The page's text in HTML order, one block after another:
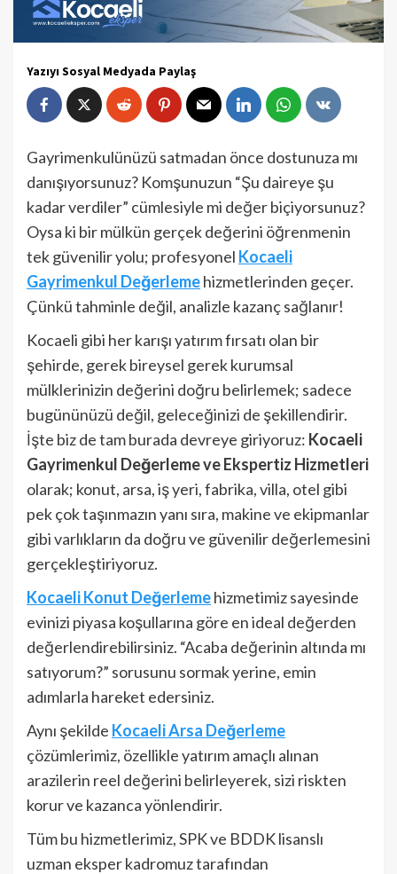
Yazıyı Sosyal Medyada Paylaş
Gayrimenkulünüzü satmadan önce dostunuza mı
danışıyorsunuz? Komşunuzun “Şu daireye şu
kadar verdiler” cümlesiyle mi değer biçiyorsunuz?
Oysa ki bir mülkün gerçek değerini öğrenmenin
tek güvenilir yolu; profesyonel Kocaeli
Gayrimenkul Değerlemehizmetlerinden geçer.
Çünkü tahminle değil, analizle kazanç sağlanır!
Kocaeli gibi her karışı yatırım fırsatı olan bir
şehirde, gerek bireysel gerek kurumsal
mülklerinizin değerini doğru belirlemek; sadece
bugününüzü değil, geleceğinizi de şekillendirir.
İşte biz de tam burada devreye giriyoruz: Kocaeli
Gayrimenkul Değerleme ve Ekspertiz Hizmetleri
olarak; konut, arsa, iş yeri, fabrika, villa, otel gibi
pek çok taşınmazın yanı sıra, makine ve ekipmanlar
gibi varlıkların da doğru ve güvenilir değerlemesini
gerçekleştiriyoruz.
Kocaeli Konut Değerlemehizmetimiz sayesinde
evinizi piyasa koşullarına göre en ideal değerden
değerlendirebilirsiniz. “Acaba değerinin altında mı
satıyorum?” sorusunu sormak yerine, emin
adımlarla hareket edersiniz.
Aynı şekilde Kocaeli Arsa Değerleme
çözümlerimiz, özellikle yatırım amaçlı alınan
arazilerin reel değerini belirleyerek, sizi riskten
korur ve kazanca yönlendirir.
Tüm bu hizmetlerimiz, SPK ve BDDK lisanslı
uzman eksper kadromuz tarafından